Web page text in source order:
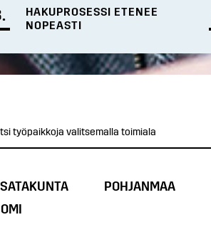
HAKUPROSESSI ETENEE
NOPEASTI
työpaikkoja valitsemalla toimiala
SATAKUNTA POHJANMAA